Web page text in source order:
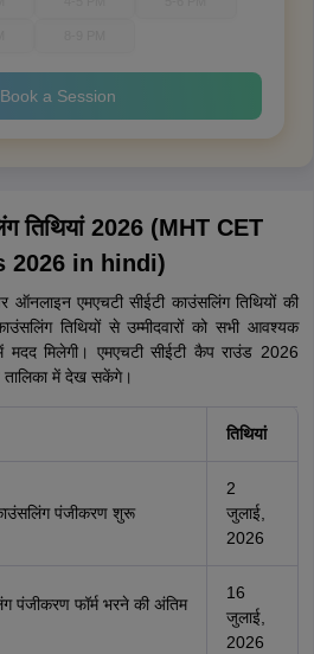
Book a Session
तिथियां 2026 (MHT CET
2026 in hindi)
ऑनलाइन एमएचटी सीईटी काउंसलिंग तिथियों की
तिथियों से उम्मीदवारों को सभी आवश्यक
मिलेगी। एमएचटी सीईटी कैप राउंड 2026
तालिका में देख सकेंगे।
तिथियां
पंजीकरण शुरू
2
जुलाई,
2026
पंजीकरण फॉर्म भरने की अंतिम
16
जुलाई,
2026